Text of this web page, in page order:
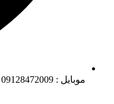
موبایل : 09128472009